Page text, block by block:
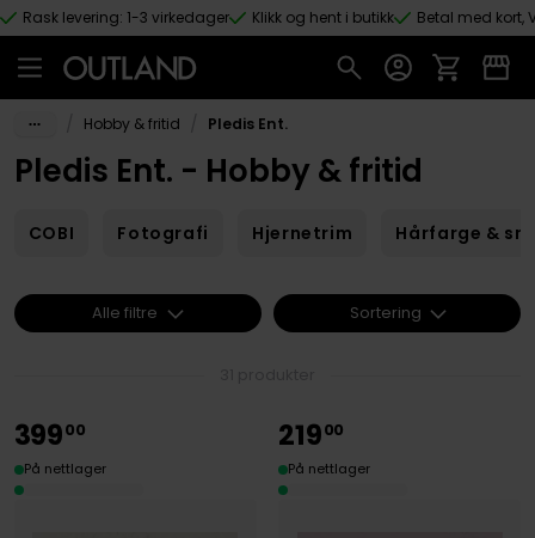
Hopp til hovedinnhold
Rask levering: 1-3 virkedager Klikk og hent i butikk Betal med kort,
Hobby & fritid Pledis Ent.
Pledis Ent. - Hobby & fritid
COBI Fotografi Hjernetrim Hårfarge &
39900
På nettlager
21900
På nettlager
Alle filtre Sortering